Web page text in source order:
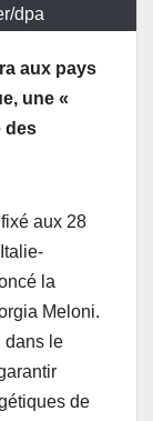
dpa
aux pays
une «
des
aux 28
la
Meloni.
dans le
de